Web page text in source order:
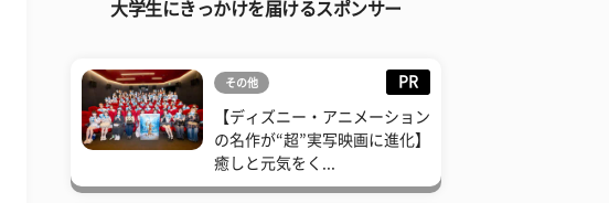
大学生にきっかけを届けるスポンサー
その他 PR
【ディズニー・アニメーション
の名作が“超”実写映画に進化】
癒しと元気をく...